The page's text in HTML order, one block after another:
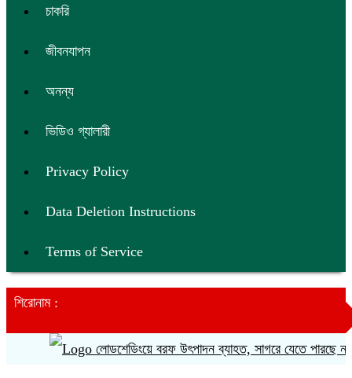
চাকরি
জীবনযাপন
অনন্য
ভিডিও গ্যালারী
Privacy Policy
Data Deletion Instructions
Terms of Service
শিরোনাম :
লোডশেডিংয়ে বরফ উৎপাদন ব্যাহত, সাগরে যেতে পারছে না ট্রলার